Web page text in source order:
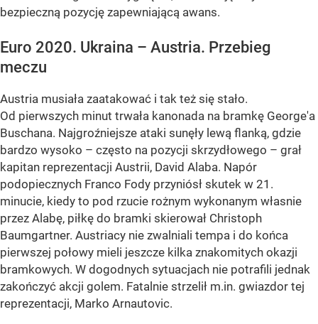
bezpieczną pozycję zapewniającą awans.
Euro 2020. Ukraina – Austria. Przebieg
meczu
Austria musiała zaatakować i tak też się stało.
Od pierwszych minut trwała kanonada na bramkę George'a
Buschana. Najgroźniejsze ataki sunęły lewą flanką, gdzie
bardzo wysoko – często na pozycji skrzydłowego – grał
kapitan reprezentacji Austrii, David Alaba. Napór
podopiecznych Franco Fody przyniósł skutek w 21.
minucie, kiedy to pod rzucie rożnym wykonanym własnie
przez Alabę, piłkę do bramki skierował Christoph
Baumgartner. Austriacy nie zwalniali tempa i do końca
pierwszej połowy mieli jeszcze kilka znakomitych okazji
bramkowych. W dogodnych sytuacjach nie potrafili jednak
zakończyć akcji golem. Fatalnie strzelił m.in. gwiazdor tej
reprezentacji, Marko Arnautovic.